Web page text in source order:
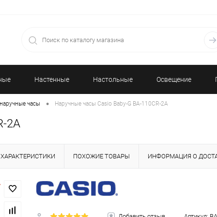
Настенные Настольные Освещение
часы • Наручные часы Casio Baby-G BA-110CR-2A
2A
ХАРАКТЕРИСТИКИ ПОХОЖИЕ ТОВАРЫ ИНФОРМАЦИЯ О